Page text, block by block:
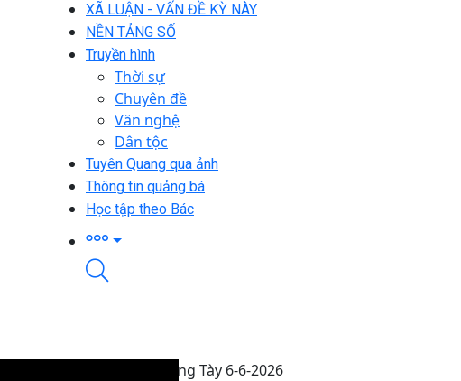
XÃ LUẬN - VẤN ĐỀ KỲ NÀY
NỀN TẢNG SỐ
Truyền hình
Thời sự
Chuyên đề
Văn nghệ
Dân tộc
Tuyên Quang qua ảnh
Thông tin quảng bá
Học tập theo Bác
Chương trình tiếng Tày 6-6-2026